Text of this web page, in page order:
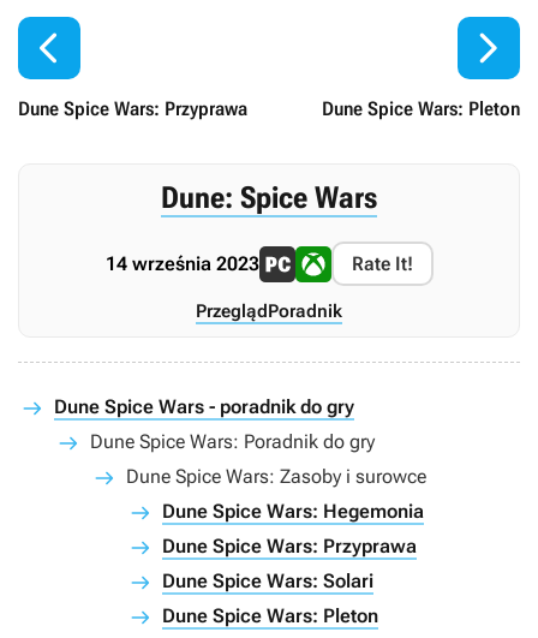

Dune Spice Wars: Przyprawa Dune Spice Wars: Pleton

Dune: Spice Wars
14 września 2023 Rate It!
PrzeglądPoradnik
Dune Spice Wars - poradnik do gry
Dune Spice Wars: Poradnik do gry
Dune Spice Wars: Zasoby i surowce
Dune Spice Wars: Hegemonia
Dune Spice Wars: Przyprawa
Dune Spice Wars: Solari
Dune Spice Wars: Pleton